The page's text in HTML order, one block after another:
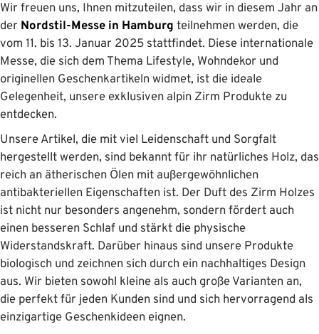
Wir freuen uns, Ihnen mitzuteilen, dass wir in diesem Jahr an
der Nordstil-Messe in Hamburg teilnehmen werden, die
vom 11. bis 13. Januar 2025 stattfindet. Diese internationale
Messe, die sich dem Thema Lifestyle, Wohndekor und
originellen Geschenkartikeln widmet, ist die ideale
Gelegenheit, unsere exklusiven alpin Zirm Produkte zu
entdecken.
Unsere Artikel, die mit viel Leidenschaft und Sorgfalt
hergestellt werden, sind bekannt für ihr natürliches Holz, das
reich an ätherischen Ölen mit außergewöhnlichen
antibakteriellen Eigenschaften ist. Der Duft des Zirm Holzes
ist nicht nur besonders angenehm, sondern fördert auch
einen besseren Schlaf und stärkt die physische
Widerstandskraft. Darüber hinaus sind unsere Produkte
biologisch und zeichnen sich durch ein nachhaltiges Design
aus. Wir bieten sowohl kleine als auch große Varianten an,
die perfekt für jeden Kunden sind und sich hervorragend als
einzigartige Geschenkideen eignen.